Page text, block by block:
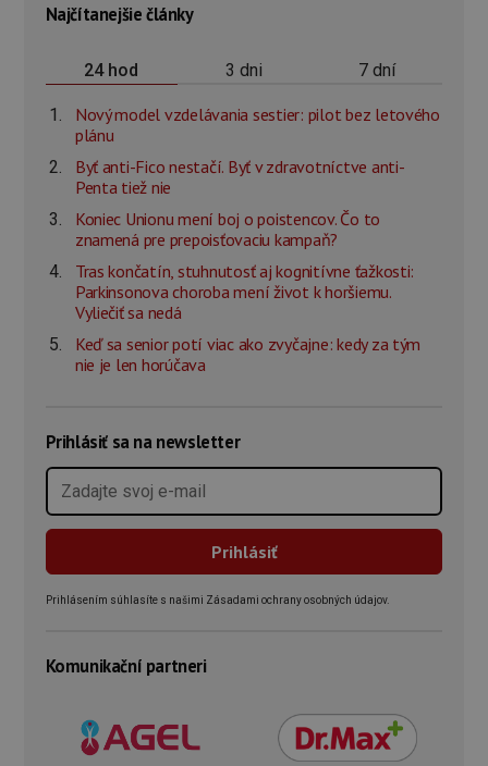
Najčítanejšie články
24 hod 3 dni 7 dní
Nový model vzdelávania sestier: pilot bez letového
plánu
Byť anti-Fico nestačí. Byť v zdravotníctve anti-
Penta tiež nie
Koniec Unionu mení boj o poistencov. Čo to
znamená pre prepoisťovaciu kampaň?
Tras končatín, stuhnutosť aj kognitívne ťažkosti:
Parkinsonova choroba mení život k horšiemu.
Vyliečiť sa nedá
Keď sa senior potí viac ako zvyčajne: kedy za tým
nie je len horúčava
Prihlásiť sa na newsletter
Prihlásením súhlasíte s našimi Zásadami ochrany osobných údajov.
Komunikační partneri